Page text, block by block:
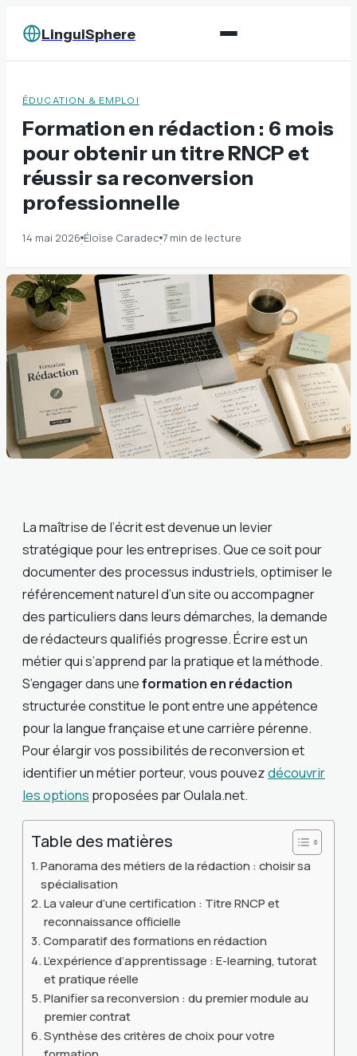
LinguiSphere
ÉDUCATION & EMPLOI
Formation en rédaction : 6 mois
pour obtenir un titre RNCP et
réussir sa reconversion
professionnelle
14 mai 2026·Éloïse Caradec·7 min de lecture
La maîtrise de l’écrit est devenue un levier
stratégique pour les entreprises. Que ce soit pour
documenter des processus industriels, optimiser le
référencement naturel d’un site ou accompagner
des particuliers dans leurs démarches, la demande
de rédacteurs qualifiés progresse. Écrire est un
métier qui s’apprend par la pratique et la méthode.
S’engager dans uneformation en rédaction
structurée constitue le pont entre une appétence
pour la langue française et une carrière pérenne.
Pour élargir vos possibilités de reconversion et
identifier un métier porteur, vous pouvezdécouvrir
les options proposées par Oulala.net.
Table des matières
Panorama des métiers de la rédaction : choisir sa
spécialisation
La valeur d’une certification : Titre RNCP et
reconnaissance officielle
Comparatif des formations en rédaction
L’expérience d’apprentissage : E-learning, tutorat
et pratique réelle
Planifier sa reconversion : du premier module au
premier contrat
Synthèse des critères de choix pour votre